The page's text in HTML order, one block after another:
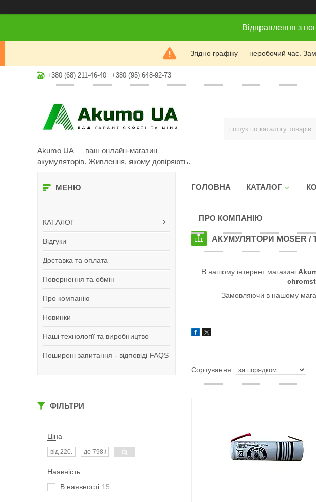
Відправлення з
Згідно графіку — неробочий час.
+380 (68) 211-46-40 +380 (95) 648-92-73
Akumo UA — ваш онлайн-магазин
акумуляторів. Живлення, якому довіряють.
КАТАЛОГ
Відгуки
Доставка та оплата
Повернення та обмін
Про компанію
Новинки
Наші технології та виробництво
Поширені запитання - відповіді FAQS
ФІЛЬТРИ
Ціна
Наявність
В наявності 15
ГОЛОВНА КАТАЛОГ
ПРО КОМПАНІЮ
АКУМУЛЯТОРИ MOSER
В нашому інтернет магазині
Замовляючи в нашому